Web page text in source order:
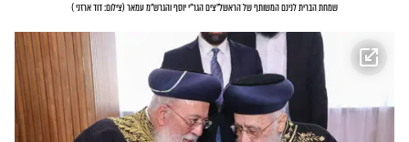
שמחת הברית לנינם המשותף של הראשל"צים הגר"י יוסף והגרש"מ עמאר (צילום: דוד ארזני)